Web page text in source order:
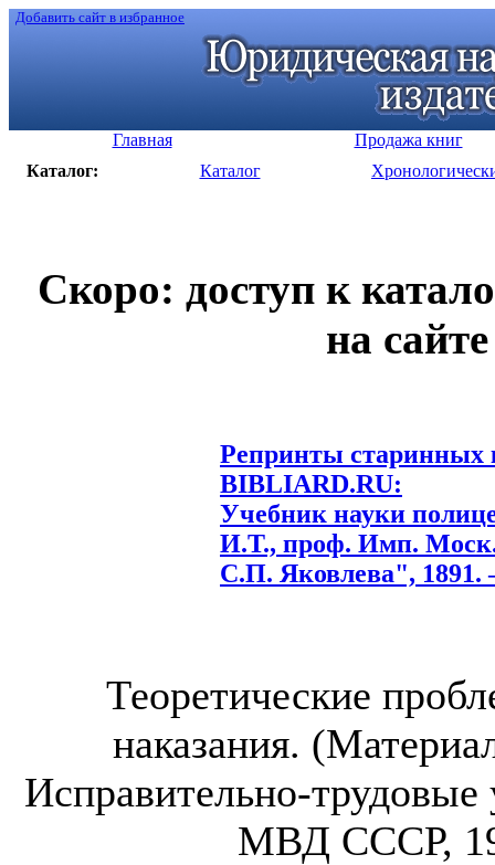
Добавить сайт в избранное
Главная
Продажа книг
Каталог:
Каталог
Скоро: доступ к
на
Репринты старинных
BIBLIARD.RU:
Учебник науки
И.Т., проф. Имп.
С.П. Яковлева", 1891.
Теоретические
наказания.
Исправительно-
МВД СССР,